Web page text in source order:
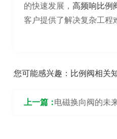
的快速发展， 高频响比例
客户提供了解决复杂工程
您可能感兴趣： 比例阀相关
上一篇：电磁换向阀的未